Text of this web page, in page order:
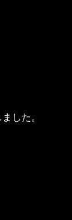
した。